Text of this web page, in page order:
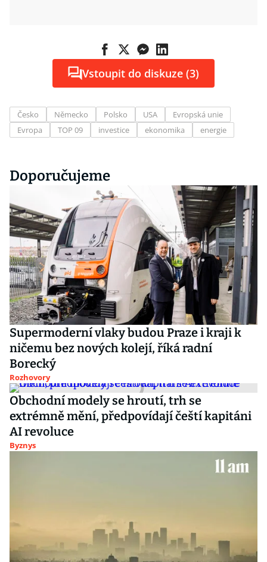
Vstoupit do diskuze (3)
Česko Německo Polsko USA
Evropská unie
Evropa
TOP 09 investice ekonomika energie
Doporučujeme
Supermoderní vlaky budou Praze i kraji k
ničemu bez nových kolejí, říká radní
Borecký
Rozhovory
Obchodní modely se hroutí, trh se
extrémně mění, předpovídají čeští kapitáni
AI revoluce
Byznys